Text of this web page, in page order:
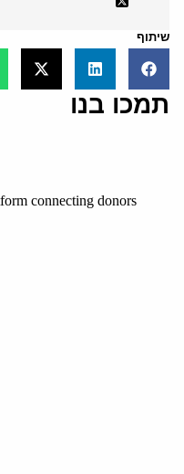
שיתוף
תמכו בנו